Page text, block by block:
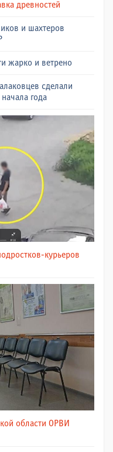
древностей
и шахтеров
жарко и ветрено
сделали
года
курьеров
области ОРВИ